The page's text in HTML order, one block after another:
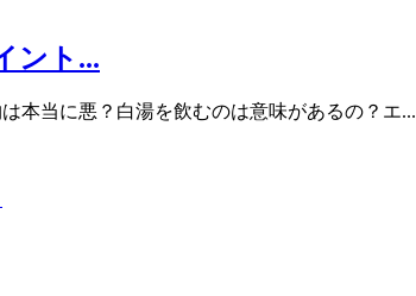
ント...
本当に悪？白湯を飲むのは意味があるの？エ...